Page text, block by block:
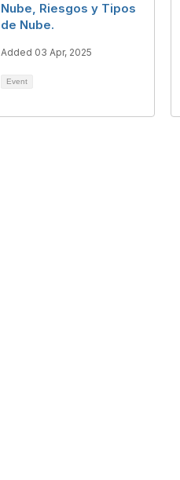
Nube, Riesgos y Tipos
de Nube.
Added 03 Apr, 2025
Event